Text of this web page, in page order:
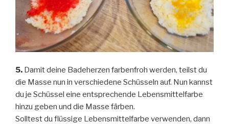
5. Damit deine Badeherzen farbenfroh werden, teilst du
die Masse nun in verschiedene Schüsseln auf. Nun kannst
du je Schüssel eine entsprechende Lebensmittelfarbe
hinzu geben und die Masse färben.
Solltest du flüssige Lebensmittelfarbe verwenden, dann